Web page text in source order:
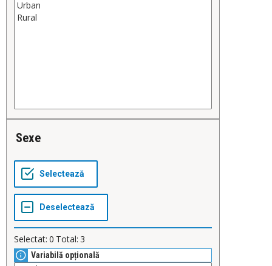
Sexe
Selectat: 0 Total: 3
Variabilă opțională